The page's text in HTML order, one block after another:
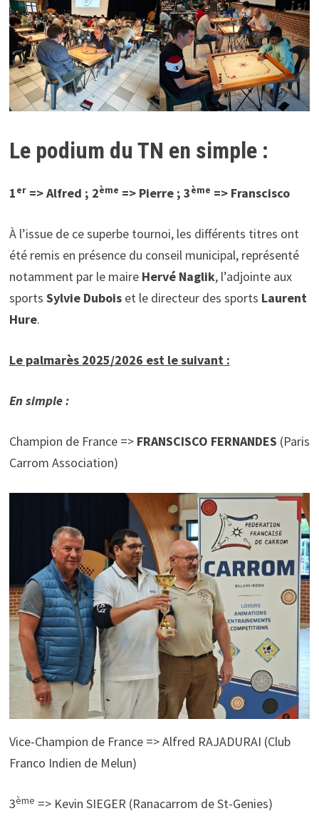
Le podium du TN en simple :
1er=> Alfred ; 2ème => Pierre ; 3ème => Franscisco
À l’issue de ce superbe tournoi, les différents titres ont
été remis en présence du conseil municipal, représenté
notamment par le maire Hervé Naglik, l’adjointe aux
sports Sylvie Duboiset le directeur des sports Laurent
Hure.
Le palmarès 2025/2026 est le suivant :
En simple :
Champion de France => FRANSCISCO FERNANDES (Paris
Carrom Association)
Vice-Champion de France => Alfred RAJADURAI (Club
Franco Indien de Melun)
3ème => Kevin SIEGER (Ranacarrom de St-Genies)